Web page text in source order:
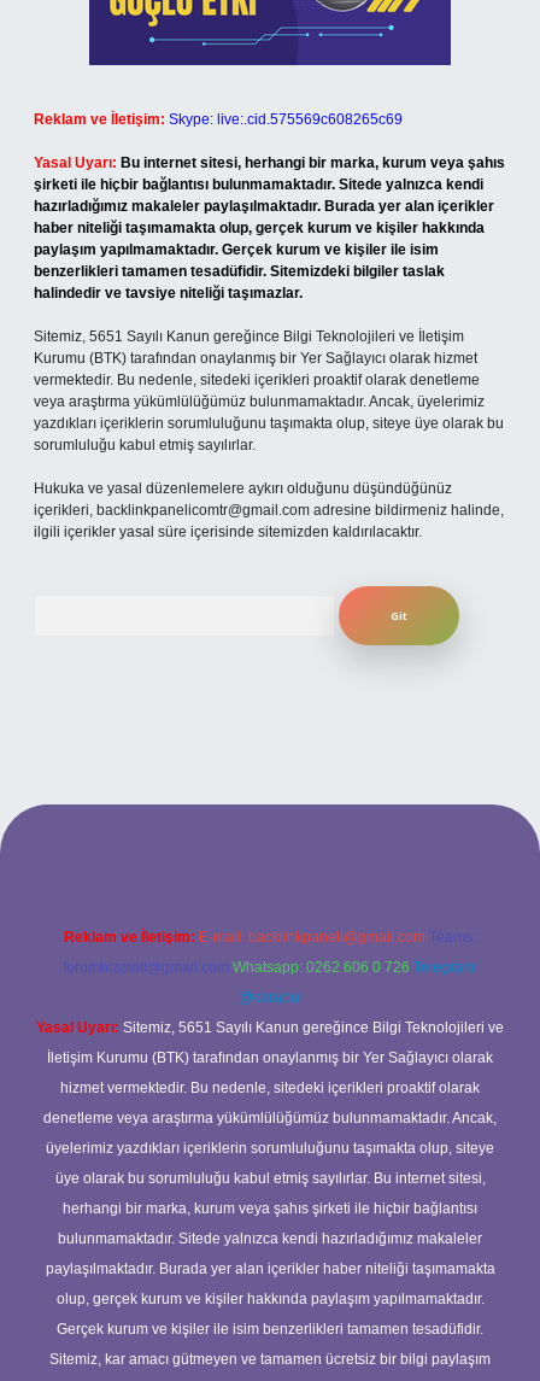
Reklam ve İletişim: Skype: live:.cid.575569c608265c69
Yasal Uyarı: Bu internet sitesi, herhangi bir marka, kurum veya şahıs
şirketi ile hiçbir bağlantısı bulunmamaktadır. Sitede yalnızca kendi
hazırladığımız makaleler paylaşılmaktadır. Burada yer alan içerikler
haber niteliği taşımamakta olup, gerçek kurum ve kişiler hakkında
paylaşım yapılmamaktadır. Gerçek kurum ve kişiler ile isim
benzerlikleri tamamen tesadüfidir. Sitemizdeki bilgiler taslak
halindedir ve tavsiye niteliği taşımazlar.
Sitemiz, 5651 Sayılı Kanun gereğince Bilgi Teknolojileri ve İletişim
Kurumu (BTK) tarafından onaylanmış bir Yer Sağlayıcı olarak hizmet
vermektedir. Bu nedenle, sitedeki içerikleri proaktif olarak denetleme
veya araştırma yükümlülüğümüz bulunmamaktadır. Ancak, üyelerimiz
yazdıkları içeriklerin sorumluluğunu taşımakta olup, siteye üye olarak bu
sorumluluğu kabul etmiş sayılırlar.
Hukuka ve yasal düzenlemelere aykırı olduğunu düşündüğünüz
içerikleri, backlinkpanelicomtr@gmail.com adresine bildirmeniz halinde,
ilgili içerikler yasal süre içerisinde sitemizden kaldırılacaktır.
giriş
Reklam ve İletişim: E-mail: backlinkpaneli@gmail.com Teams:
forumhizmeti@gmail.com Whatsapp: 0262 606 0 726 Telegram:
@karabul
Yasal Uyarı: Sitemiz, 5651 Sayılı Kanun gereğince Bilgi Teknolojileri ve
İletişim Kurumu (BTK) tarafından onaylanmış bir Yer Sağlayıcı olarak
hizmet vermektedir. Bu nedenle, sitedeki içerikleri proaktif olarak
denetleme veya araştırma yükümlülüğümüz bulunmamaktadır. Ancak,
üyelerimiz yazdıkları içeriklerin sorumluluğunu taşımakta olup, siteye
üye olarak bu sorumluluğu kabul etmiş sayılırlar. Bu internet sitesi,
herhangi bir marka, kurum veya şahıs şirketi ile hiçbir bağlantısı
bulunmamaktadır. Sitede yalnızca kendi hazırladığımız makaleler
paylaşılmaktadır. Burada yer alan içerikler haber niteliği taşımamakta
olup, gerçek kurum ve kişiler hakkında paylaşım yapılmamaktadır.
Gerçek kurum ve kişiler ile isim benzerlikleri tamamen tesadüfidir.
Sitemiz, kar amacı gütmeyen ve tamamen ücretsiz bir bilgi paylaşım